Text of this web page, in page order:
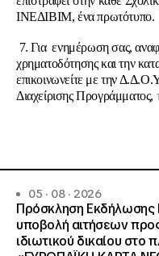
ΙΝΕΔΙΒΙΜ, ένα πρωτότυπο.
7. Για ενημέρωση σας,
χρηματοδότησης και την
επικοινωνείτε με την
Διαχείρισης Προγράμματος,
05 · 08 · 2026
Πρόσκληση Εκδήλωσης
υποβολή αιτήσεων
ιδιωτικού δικαίου στο